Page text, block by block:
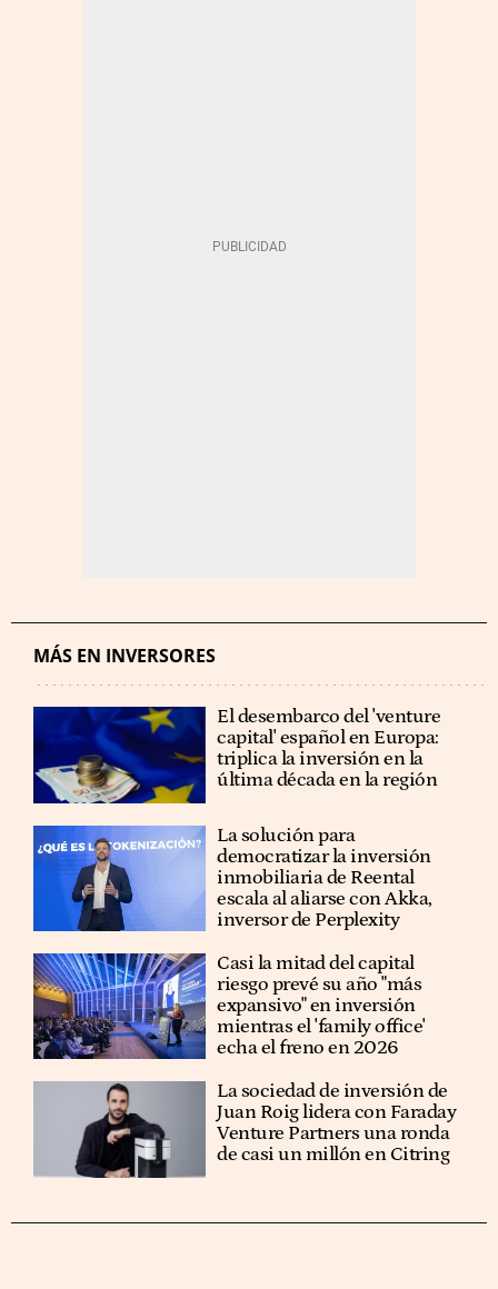
MÁS EN INVERSORES
El desembarco del 'venture
capital' español en Europa:
triplica la inversión en la
última década en la región
La solución para
democratizar la inversión
inmobiliaria de Reental
escala al aliarse con Akka,
inversor de Perplexity
Casi la mitad del capital
riesgo prevé su año "más
expansivo" en inversión
mientras el 'family office'
echa el freno en 2026
La sociedad de inversión de
Juan Roig lidera con Faraday
Venture Partners una ronda
de casi un millón en Citring